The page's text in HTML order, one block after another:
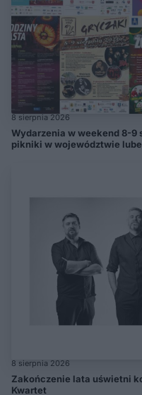
8 sierpnia 2026
Wydarzenia w weekend 8-9
pikniki w województwie
8 sierpnia 2026
Zakończenie lata uświetni
Kwartet